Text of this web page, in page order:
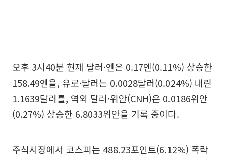
오후 3시40분 현재 달러·엔은 0.17엔(0.11%) 상승한
158.49엔을, 유로·달러는 0.0028달러(0.024%) 내린
1.1639달러를, 역외 달러·위안(CNH)은 0.0186위안
(0.27%) 상승한 6.8033위안을 기록 중이다.
주식시장에서 코스피는 488.23포인트(6.12%) 폭락